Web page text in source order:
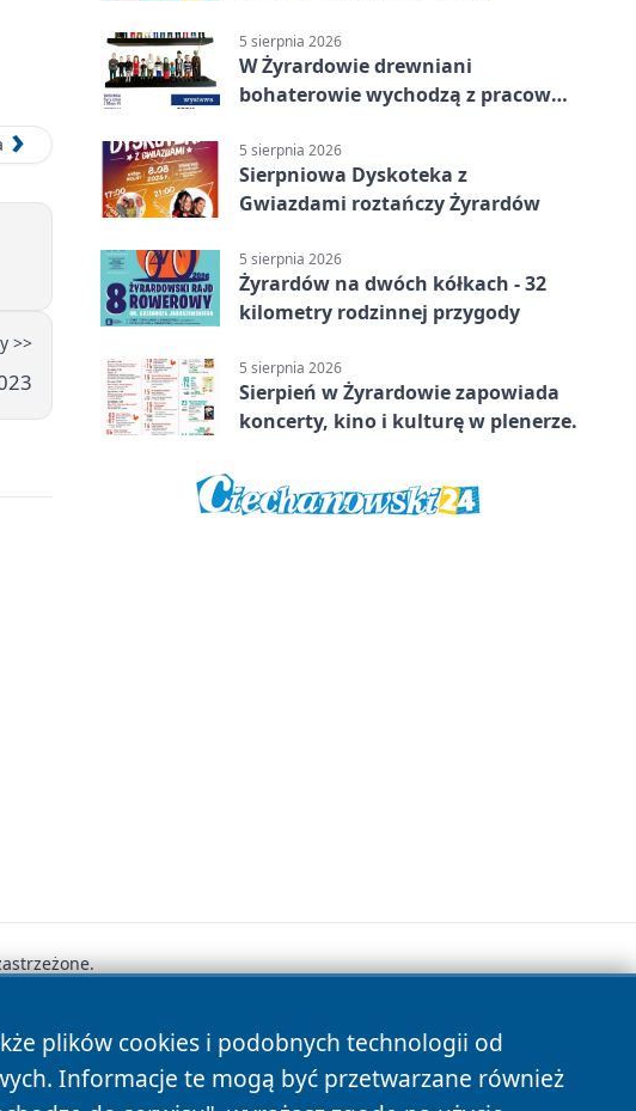
>>
5 sierpnia 2026
W Żyrardowie drewniani
bohaterowie wychodzą z pracowni
5 sierpnia 2026
Sierpniowa Dyskoteka z
Gwiazdami roztańczy Żyrardów
5 sierpnia 2026
Żyrardów na dwóch kółkach - 32
kilometry rodzinnej przygody
5 sierpnia 2026
Sierpień w Żyrardowie zapowiada
koncerty, kino i kulturę w plenerze.
plików cookies i podobnych technologii od
Informacje te mogą być przetwarzane również
Cookies